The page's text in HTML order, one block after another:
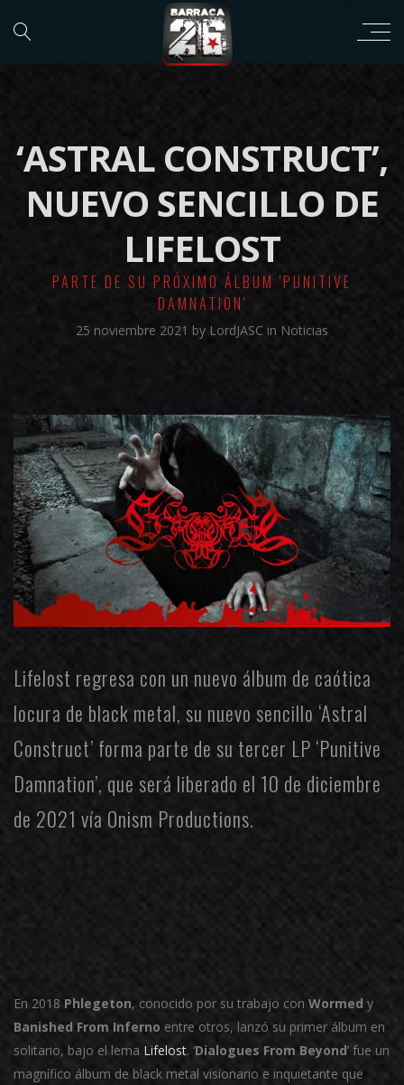
‘ASTRAL CONSTRUCT’,
NUEVO SENCILLO DE
LIFELOST
PARTE DE SU PRÓXIMO ÁLBUM 'PUNITIVE
DAMNATION'
25 noviembre 2021 by LordJASC in Noticias
Lifelost regresa con un nuevo álbum de caótica
locura de black metal, su nuevo sencillo ‘Astral
Construct’ forma parte de su tercer LP ‘Punitive
Damnation’, que será liberado el 10 de diciembre
de 2021 vía Onism Productions.
En 2018 Phlegeton, conocido por su trabajo con Wormed y
Banished From Inferno entre otros, lanzó su primer álbum en
solitario, bajo el lema Lifelost. ‘Dialogues From Beyond’ fue un
magnífico álbum de black metal visionario e inquietante que